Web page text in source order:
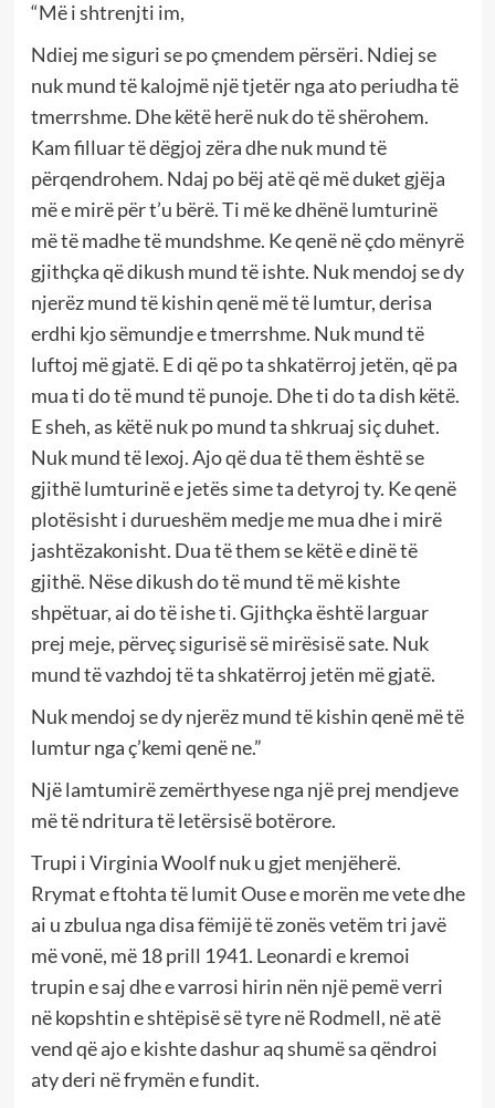
“Më i shtrenjti im,
Ndiej me siguri se po çmendem përsëri. Ndiej se
nuk mund të kalojmë një tjetër nga ato periudha të
tmerrshme. Dhe këtë herë nuk do të shërohem.
Kam filluar të dëgjoj zëra dhe nuk mund të
përqendrohem. Ndaj po bëj atë që më duket gjëja
më e mirë për t’u bërë. Ti më ke dhënë lumturinë
më të madhe të mundshme. Ke qenë në çdo mënyrë
gjithçka që dikush mund të ishte. Nuk mendoj se dy
njerëz mund të kishin qenë më të lumtur, derisa
erdhi kjo sëmundje e tmerrshme. Nuk mund të
luftoj më gjatë. E di që po ta shkatërroj jetën, që pa
mua ti do të mund të punoje. Dhe ti do ta dish këtë.
E sheh, as këtë nuk po mund ta shkruaj siç duhet.
Nuk mund të lexoj. Ajo që dua të them është se
gjithë lumturinë e jetës sime ta detyroj ty. Ke qenë
plotësisht i durueshëm medje me mua dhe i mirë
jashtëzakonisht. Dua të them se këtë e dinë të
gjithë. Nëse dikush do të mund të më kishte
shpëtuar, ai do të ishe ti. Gjithçka është larguar
prej meje, përveç sigurisë së mirësisë sate. Nuk
mund të vazhdoj të ta shkatërroj jetën më gjatë.
Nuk mendoj se dy njerëz mund të kishin qenë më të
lumtur nga ç’kemi qenë ne.”
Një lamtumirë zemërthyese nga një prej mendjeve
më të ndritura të letërsisë botërore.
Trupi i Virginia Woolf nuk u gjet menjëherë.
Rrymat e ftohta të lumit Ouse e morën me vete dhe
ai u zbulua nga disa fëmijë të zonës vetëm tri javë
më vonë, më 18 prill 1941. Leonardi e kremoi
trupin e saj dhe e varrosi hirin nën një pemë verri
në kopshtin e shtëpisë së tyre në Rodmell, në atë
vend që ajo e kishte dashur aq shumë sa qëndroi
aty deri në frymën e fundit.